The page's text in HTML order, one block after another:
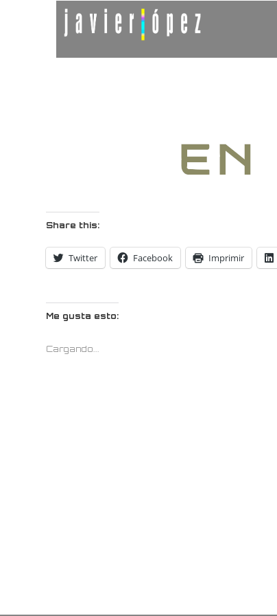
Share this:
Twitter Facebook Imprimir
Me gusta esto:
Cargando...